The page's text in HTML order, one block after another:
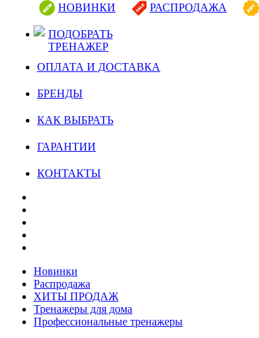
НОВИНКИ РАСПРОДАЖА
ПОДОБРАТЬ
ТРЕНАЖЕР
ОПЛАТА И ДОСТАВКА
БРЕНДЫ
КАК ВЫБРАТЬ
ГАРАНТИИ
КОНТАКТЫ
Новинки
Распродажа
ХИТЫ ПРОДАЖ
Тренажеры для дома
Профессиональные тренажеры